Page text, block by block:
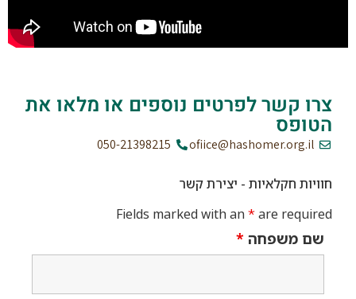
צרו קשר לפרטים נוספים או מלאו את
הטופס
ofiice@hashomer.org.il
050-21398215
חוויות חקלאיות - יצירת קשר
Fields marked with an * are required
שם משפחה *